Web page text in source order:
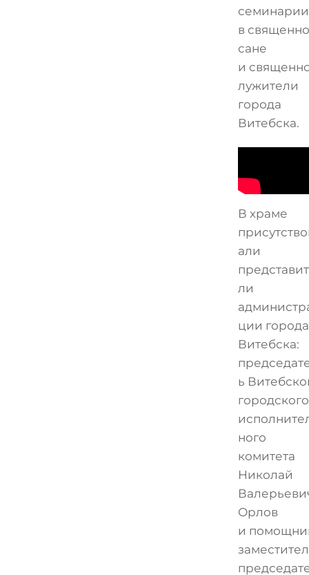
семинарии
в
сане
и
лужители
города
Витебска.
В храме
али
ли
ции города
Витебска:
ь
городского
ного
комитета
Николай
Орлов
и